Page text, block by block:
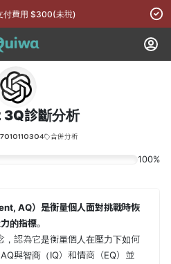
付費用 $300(未稅)
3Q診斷分析
合併分析
100%
AQ）是衡量個人面對挑戰時恢
的指標。
認為它是衡量個人在壓力下如何
與智商（IQ）和情商（EQ）並